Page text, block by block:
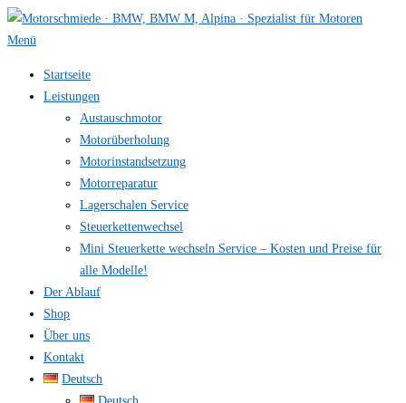
Zum
Inhalt
Menü
Startseite
Leistungen
Austauschmotor
Motorüberholung
Motorinstandsetzung
Motorreparatur
Lagerschalen Service
Steuerkettenwechsel
Mini Steuer­kette wechseln Service – Kosten und Preise für
alle Modelle!
Der Ablauf
Shop
Über uns
Kontakt
Deutsch